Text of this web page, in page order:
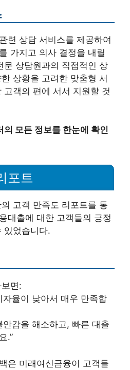
련 상담 서비스를 제공하여
가지고 의사 결정을 내릴
문 상담원과의 직접적인 상
상황을 고려한 맞춤형 서
고객의 편에 서서 지원할 것
모든 정보를 한눈에 확인
포트
고객 만족도 리포트를 통
대출에 대한 고객들의 긍정
있었습니다.
면:
자율이 낮아서 매우 만족합
안감을 해소하고, 빠른 대출
.”
은 미래여신금융이 고객들